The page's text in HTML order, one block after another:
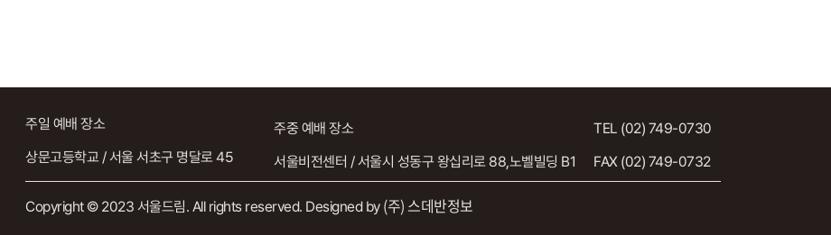
주일 예배 장소 주중 예배 장소
TEL (02) 749-0730
상문고등학교 / 서울 서초구 명달로 45
서울비전센터 / 서울시 성동구 왕십리로 88,노벨빌딩 B1 FAX (02) 749-0732
Copyright © 2023 서울드림. All rights reserved. Designed by (주) 스데반정보